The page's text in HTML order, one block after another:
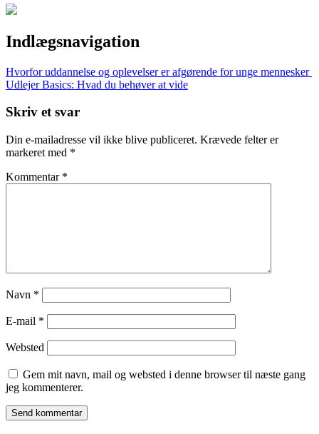
Indlægsnavigation
Hvorfor uddannelse og oplevelser er afgørende for unge mennesker
Udlejer Basics: Hvad du behøver at vide
Skriv et svar
Din e-mailadresse vil ikke blive publiceret. Krævede felter er
markeret med *
Kommentar *
Navn *
E-mail *
Websted
Gem mit navn, mail og websted i denne browser til næste gang
jeg kommenterer.